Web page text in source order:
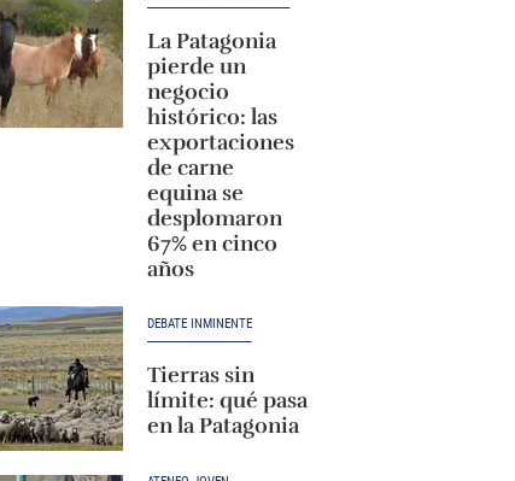
La Patagonia
pierde un
negocio
histórico: las
exportaciones
de carne
equina se
desplomaron
67% en cinco
años
DEBATE INMINENTE
Tierras sin
límite: qué pasa
en la Patagonia